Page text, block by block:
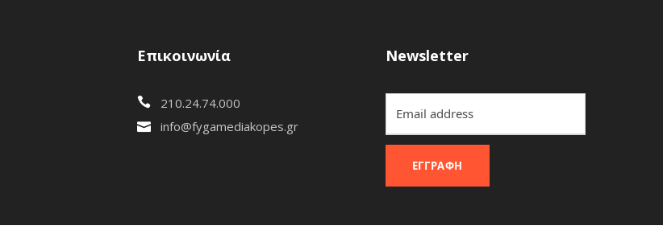
Επικοινωνία
210.24.74.000
info@fygamediakopes.gr
Newsletter
ΕΓΓΡΑΦΉ